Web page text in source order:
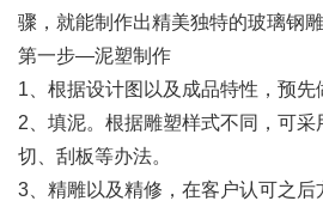
骤，就能制作出精美独特的玻璃钢雕
第一步—泥塑制作
1、根据设计图以及成品特性，预先
2、填泥。根据雕塑样式不同，可
切、刮板等办法。
3、精雕以及精修，在客户认可之后